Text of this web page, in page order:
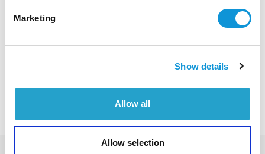
Marketing
Show details
Allow all
Allow selection